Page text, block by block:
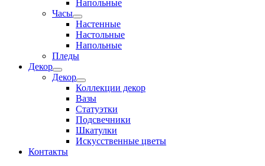
Напольные
Часы
Настенные
Настольные
Напольные
Пледы
Декор
Декор
Коллекции декор
Вазы
Статуэтки
Подсвечники
Шкатулки
Искусственные цветы
Контакты